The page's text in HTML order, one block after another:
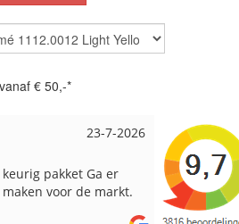
vanaf € 50,-*
17-7-2026
breigaren en
heel tevreden over
Loes uit
Snelle